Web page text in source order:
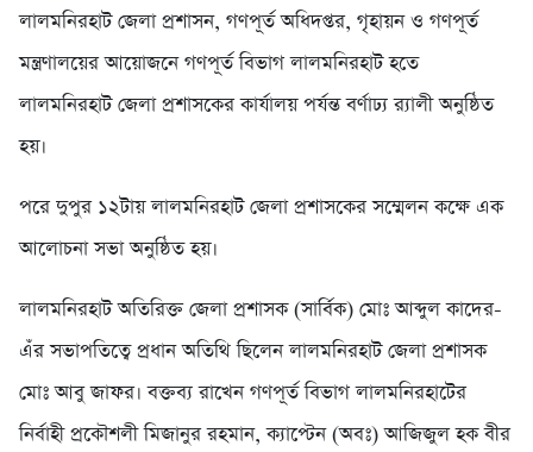
লালমনিরহাট জেলা প্রশাসন, গণপূর্ত অধিদপ্তর, গৃহায়ন ও গণপূর্ত
মন্ত্রণালয়ের আয়োজনে গণপূর্ত বিভাগ লালমনিরহাট হতে
লালমনিরহাট জেলা প্রশাসকের কার্যালয় পর্যন্ত বর্ণাঢ্য র‌্যালী অনুষ্ঠিত
হয়।
পরে দুপুর ১২টায় লালমনিরহাট জেলা প্রশাসকের সম্মেলন কক্ষে এক
আলোচনা সভা অনুষ্ঠিত হয়।
লালমনিরহাট অতিরিক্ত জেলা প্রশাসক (সার্বিক) মোঃ আব্দুল কাদের-
এঁর সভাপতিত্বে প্রধান অতিথি ছিলেন লালমনিরহাট জেলা প্রশাসক
মোঃ আবু জাফর। বক্তব্য রাখেন গণপূর্ত বিভাগ লালমনিরহাটের
নির্বাহী প্রকৌশলী মিজানুর রহমান, ক্যাপ্টেন (অবঃ) আজিজুল হক বীর